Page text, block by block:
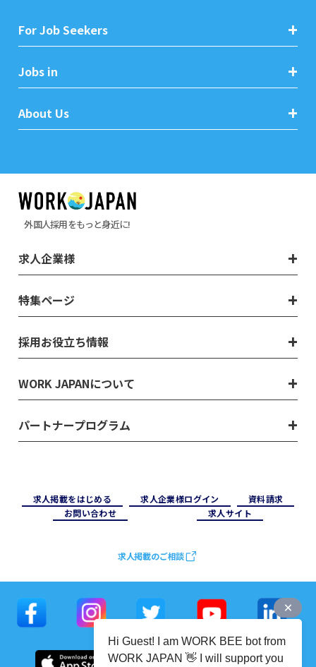
For Job Seekers
Jobs in
About Us
外国人採用をもっと身近に!
求人企業様
特集ページ
採用お役立ち情報
WORK JAPANについて
パートナープログラム
求⼈掲載をはじめる 求⼈企業様ログイン
資料請求
お問い合わせ
求⼈サイト
求人掲載のご相談
Hi Guest! I am WORK BEE bot from
WORK JAPAN 👋 I will support you